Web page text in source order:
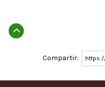
Subir
Compartir: